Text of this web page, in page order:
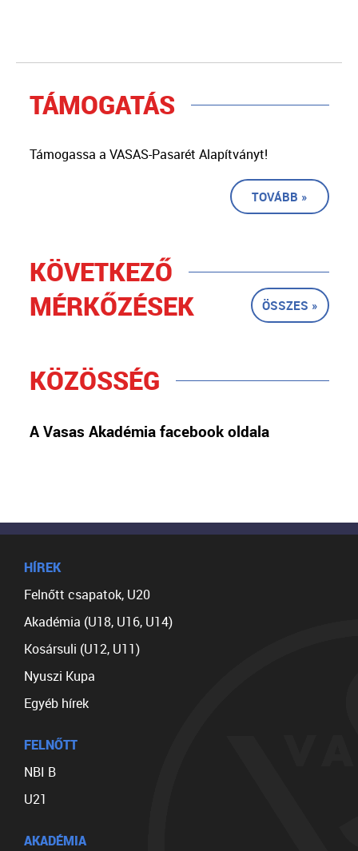
TÁMOGATÁS
Támogassa a VASAS-Pasarét Alapítványt!
TOVÁBB »
KÖVETKEZŐ
MÉRKŐZÉSEK
ÖSSZES »
KÖZÖSSÉG
A Vasas Akadémia facebook oldala
HÍREK
Felnőtt csapatok, U20
Akadémia (U18, U16, U14)
Kosársuli (U12, U11)
Nyuszi Kupa
Egyéb hírek
FELNŐTT
NBI B
U21
AKADÉMIA